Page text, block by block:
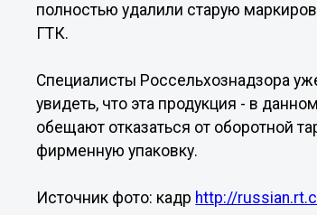
полностью удалили старую
ГТК.
Специалисты Россельхознадзора
увидеть, что эта продукция - в
обещают отказаться от оборотной
фирменную упаковку.
Источник фото: кадр http://